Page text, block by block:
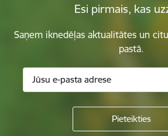
Esi pirmais, kas
Saņem iknedēļas aktualitātes un
pastā.